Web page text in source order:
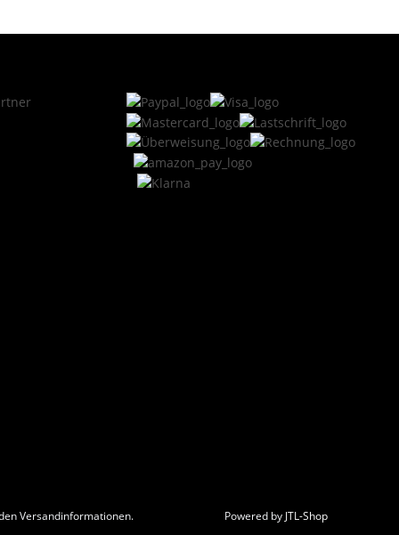
Versandinformationen. Powered by JTL-Shop